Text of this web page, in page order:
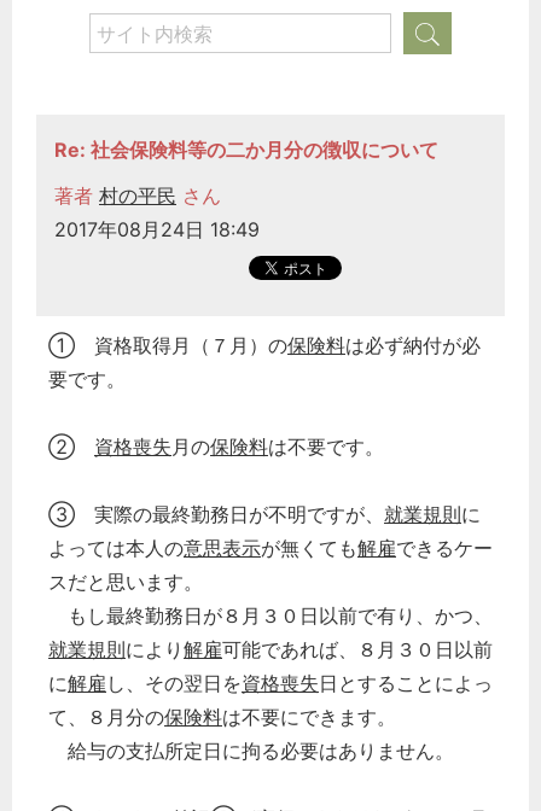
Re: 社会保険料等の二か月分の徴収について
著者 村の平民 さん
2017年08月24日 18:49
① 資格取得月（７月）の保険料は必ず納付が必
要です。
② 資格喪失月の保険料は不要です。
③ 実際の最終勤務日が不明ですが、 就業規則に
よっては本人の意思表示が無くても解雇できるケー
スだと思います。
もし最終勤務日が８月３０日以前で有り、かつ、
就業規則により 解雇可能であれば、８月３０日以前
に解雇 し、その翌日を資格喪失日とすることによっ
て、８月分の保険料は不要にできます。
給与の支払所定日に拘る必要はありません。